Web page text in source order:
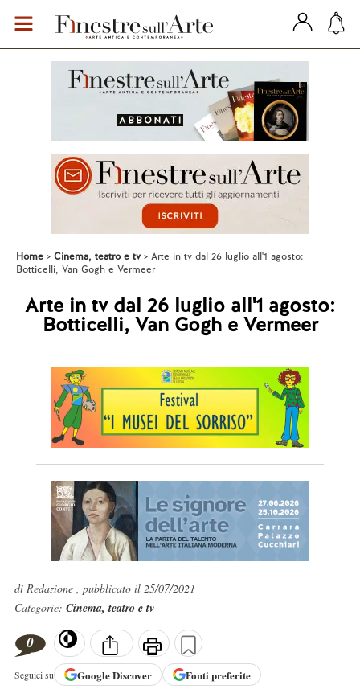
Home Cinema, teatro e tv
Arte in tv dal 26 luglio all'1 agosto:
Botticelli, Van Gogh e Vermeer
Arte in tv dal 26 luglio all'1 agosto:
Botticelli, Van Gogh e Vermeer
di Redazione , pubblicato il 25/07/2021
Categorie: Cinema, teatro e tv
0
Seguici su GoogleDiscover Fonti preferite